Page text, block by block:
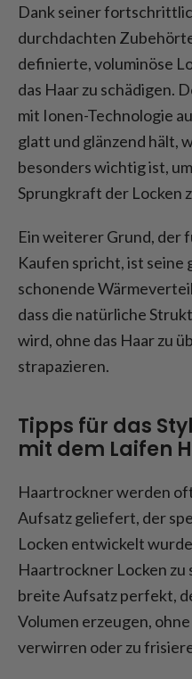
Dank seiner
durchdachten
definierte, voluminöse
das Haar zu schädigen.
mit Ionen-Technologie
glatt und glänzend hält,
besonders wichtig ist,
Sprungkraft der Locken
Ein weiterer Grund, der
Kaufen spricht, ist seine
schonende
dass die natürliche
wird, ohne das Haar zu
strapazieren.
Tipps für das
mit dem Laifen
Haartrockner werden
Aufsatz geliefert, der
Locken entwickelt
Haartrockner Locken zu
breite Aufsatz perfekt,
Volumen erzeugen,
verwirren oder zu